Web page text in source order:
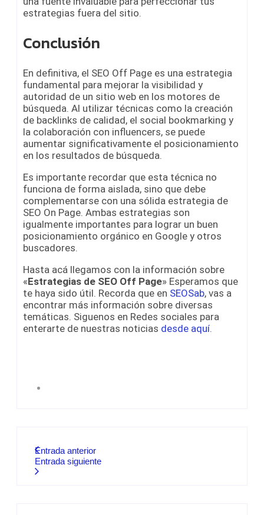
estrategias fuera del sitio.
Conclusión
En definitiva, el SEO Off Page es una estrategia
fundamental para mejorar la visibilidad y
autoridad de un sitio web en los motores de
búsqueda. Al utilizar técnicas como la creación
de backlinks de calidad, el social bookmarking y
la colaboración con influencers, se puede
aumentar significativamente el posicionamiento
en los resultados de búsqueda.
Es importante recordar que esta técnica no
funciona de forma aislada, sino que debe
complementarse con una sólida estrategia de
SEO On Page. Ambas estrategias son
igualmente importantes para lograr un buen
posicionamiento orgánico en Google y otros
buscadores.
Hasta acá llegamos con la información sobre
«Estrategias de SEO Off Page» Esperamos que
te haya sido útil. Recorda que en SEOSab, vas a
encontrar más información sobre diversas
temáticas. Siguenos en Redes sociales para
enterarte de nuestras noticias desde aquí.
Entrada anterior
Entrada siguiente